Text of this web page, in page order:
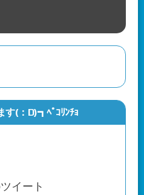
す(：D)┓ﾍﾟｺﾘﾝﾁｮ
イート